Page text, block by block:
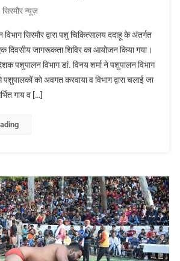
सिरमौर न्यूज़
सिरमौर द्वारा पशु चिकित्सालय ददाहू के अंतर्गत
दिवसीय जागरूकता शिविर का आयोजन किया गया।
पशुपालन विभाग डां. विनय शर्मा ने पशुपालन विभाग
पशुपालकों को अवगत करवाया व विभाग द्वारा चलाई जा
गाय व […]